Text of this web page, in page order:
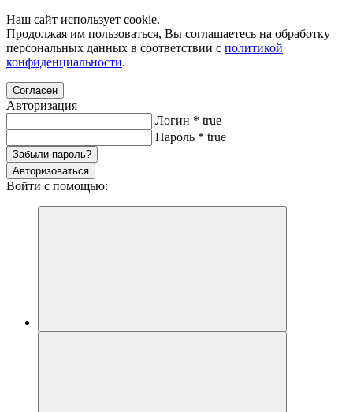
Наш сайт использует cookie.
Продолжая им пользоваться, Вы соглашаетесь на обработку
персональных данных в соответствии с политикой
конфиденциальности.
Согласен
Авторизация
Логин * true
Пароль * true
Забыли пароль?
Авторизоваться
Войти с помощью: